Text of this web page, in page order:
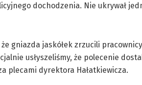
dochodzenia. Nie ukrywał
gniazda jaskółek zrzucili
usłyszeliśmy, że polecenie
plecami dyrektora Hałatkiewicza.